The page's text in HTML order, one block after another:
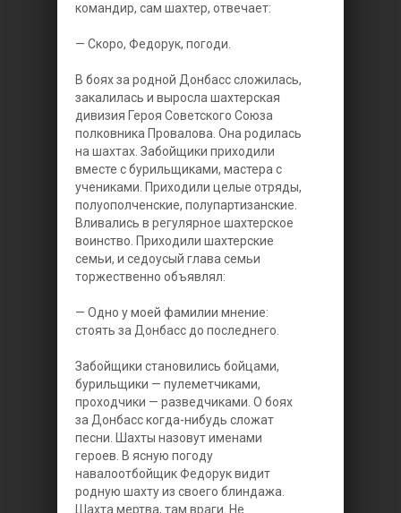
командир, сам шахтер, отвечает:
— Скоро, Федорук, погоди.
В боях за родной Донбасс сложилась,
закалилась и выросла шахтерская
дивизия Героя Советского Союза
полковника Провалова. Она родилась
на шахтах. Забойщики приходили
вместе с бурильщиками, мастера с
учениками. Приходили целые отряды,
полуополченские, полупартизанские.
Вливались в регулярное шахтерское
воинство. Приходили шахтерские
семьи, и седоусый глава семьи
торжественно объявлял:
— Одно у моей фамилии мнение:
стоять за Донбасс до последнего.
Забойщики становились бойцами,
бурильщики — пулеметчиками,
проходчики — разведчиками. О боях
за Донбасс когда-нибудь сложат
песни. Шахты назовут именами
героев. В ясную погоду
навалоотбойщик Федорук видит
родную шахту из своего блиндажа.
Шахта мертва, там враги. Не